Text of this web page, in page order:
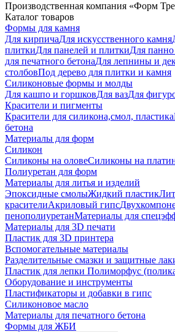
Производственная компания «Форм
Каталог товаров
Формы для камня
Для кирпичаДля искусственного камня
плиткиДля панелей и плиткиДля панно
для печатного бетонаДля лепнины и
столбовПод дерево для плитки и камня
Силиконовые формы и молды
Для кашпо и горшковДля вазДля
Красители и пигменты
Красители для силикона,смол, пластика
бетона
Материалы для форм
Силикон
Силиконы на оловеСиликоны на
Полиуретан для форм
Материалы для литья и изделий
Эпоксидные смолыЖидкий пластик
красителиАкриловый гипс
пенополиуретанМатериалы для
Материалы для 3D печати
Пластик для 3D принтера
Вспомогательные материалы
Разделительные смазки и защитные
Пластик для лепки Полиморфус
Оборудование и инструменты
Пластификаторы и добавки в гипс
Силиконовое масло
Материалы для печатного бетона
Формы для ЖБИ